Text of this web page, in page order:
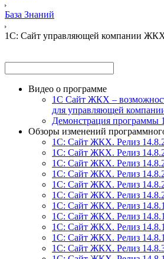
База Знаний
1С: Сайт управляющей компании
Видео о программе
1С Сайт ЖКХ –
для управляющей
Демонстрация
Обзоры изменений
1С: Сайт ЖКХ. Релиз
1С: Сайт ЖКХ. Релиз
1С: Сайт ЖКХ. Релиз
1С: Сайт ЖКХ. Релиз
1С: Сайт ЖКХ. Релиз
1С: Сайт ЖКХ. Релиз
1С: Сайт ЖКХ. Релиз
1С: Сайт ЖКХ. Релиз
1С: Сайт ЖКХ. Релиз
1С: Сайт ЖКХ. Релиз
1С: Сайт ЖКХ. Релиз